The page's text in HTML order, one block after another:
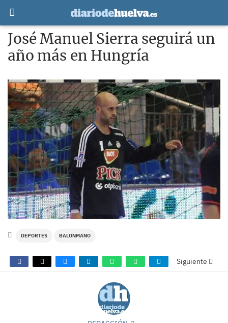
José Manuel Sierra seguirá un
año más en Hungría
DEPORTES BALONMANO
Siguiente